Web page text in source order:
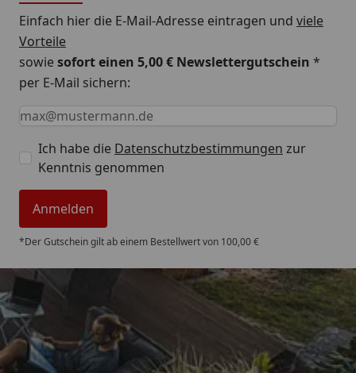
Einfach hier die E-Mail-Adresse eintragen und viele
Vorteile
sowiesofort einen 5,00 € Newslettergutschein *
per E-Mail sichern:
Keine Eingabe erforderlich
Eingabe erforderlich
E-Mail *
Ich habe die Datenschutzbestimmungen zur
Kenntnis genommen
Anmelden
*Der Gutschein gilt ab einem Bestellwert von 100,00 €
Trusted Shops
4,85/ 5